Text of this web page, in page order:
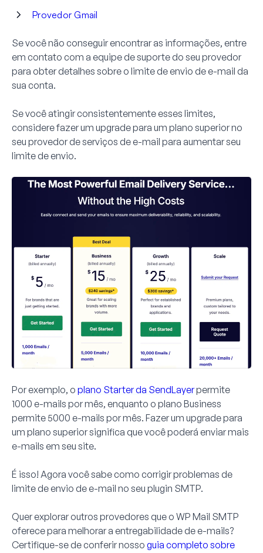
Provedor Gmail
Se você não conseguir encontrar as informações, entre
em contato com a equipe de suporte do seu provedor
para obter detalhes sobre o limite de envio de e-mail da
sua conta.
Se você atingir consistentemente esses limites,
considere fazer um upgrade para um plano superior no
seu provedor de serviços de e-mail para aumentar seu
limite de envio.
Por exemplo, o plano Starter da SendLayerpermite
1000 e-mails por mês, enquanto o plano Business
permite 5000 e-mails por mês. Fazer um upgrade para
um plano superior significa que você poderá enviar mais
e-mails em seu site.
É isso! Agora você sabe como corrigir problemas de
limite de envio de e-mail no seu plugin SMTP.
Quer explorar outros provedores que o WP Mail SMTP
oferece para melhorar a entregabilidade de e-mails?
Certifique-se de conferir nosso guia completo sobre